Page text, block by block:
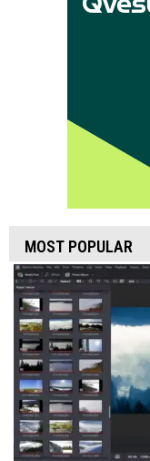
MOST POPULAR